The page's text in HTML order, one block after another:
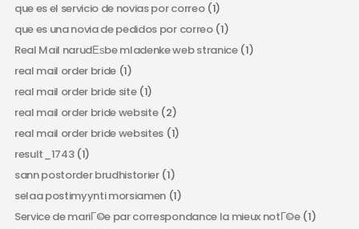
que es el servicio de novias por correo(1)
que es una novia de pedidos por correo(1)
Real Mail narudЕѕbe mladenke web stranice(1)
real mail order bride (1)
real mail order bride site(1)
real mail order bride website(2)
real mail order bride websites (1)
result_1743(1)
sann postorder brudhistorier(1)
selaa postimyynti morsiamen (1)
Service de mariГ©e par correspondance la mieux notГ©e(1)